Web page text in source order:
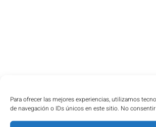
Para ofrecer las mejores experiencias, utilizamos
de navegación o IDs únicos en este sitio. No